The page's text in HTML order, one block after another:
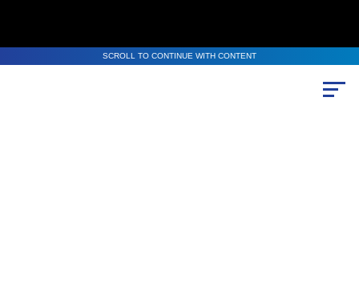
SCROLL TO CONTINUE WITH CONTENT